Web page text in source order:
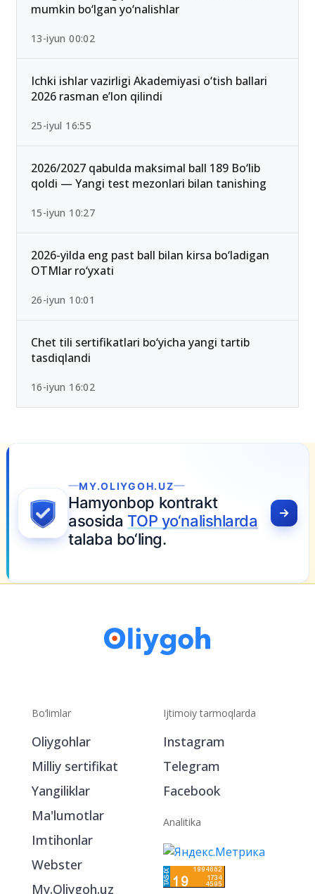
Qabul-2026: Eng past o‘tish ballari bilan kirish
mumkin bo‘lgan yo‘nalishlar
13-iyun 00:02
Ichki ishlar vazirligi Akademiyasi o‘tish ballari
2026 rasman e’lon qilindi
25-iyul 16:55
2026/2027 qabulda maksimal ball 189 Bo‘lib
qoldi — Yangi test mezonlari bilan tanishing
15-iyun 10:27
2026-yilda eng past ball bilan kirsa bo‘ladigan
OTMlar ro‘yxati
26-iyun 10:01
Chet tili sertifikatlari bo‘yicha yangi tartib
tasdiqlandi
kontrakt
bo‘ling.
Bo‘limlar Ijtimoiy tarmoqlarda
Instagram
Telegram